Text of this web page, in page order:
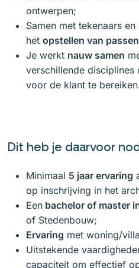
ontwerpen;
Samen met tekenaars
het opstellen van
Je werkt nauw samen
verschillende disciplines
voor de klant te
Dit heb je daarvoor
Minimaal 5 jaar ervaring
op inschrijving in het
Een bachelor of master
of Stedenbouw;
Ervaring met woning/
Uitstekende
capaciteit om effectief